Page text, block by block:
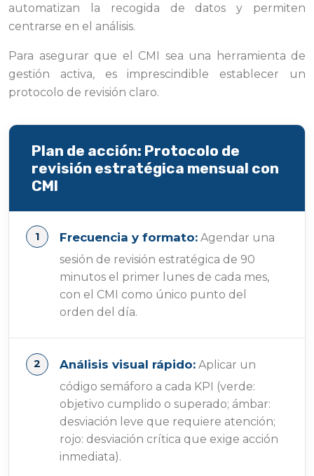
automatizan la recogida de datos y permiten
centrarse en el análisis.
Para asegurar que el CMI sea una herramienta de
gestión activa, es imprescindible establecer un
protocolo de revisión claro.
Plan de acción: Protocolo de
revisión estratégica mensual con
CMI
Frecuencia y formato: Agendar una
sesión de revisión estratégica de 90
minutos el primer lunes de cada mes,
con el CMI como único punto del
orden del día.
Análisis visual rápido: Aplicar un
código semáforo a cada KPI (verde:
objetivo cumplido o superado; ámbar:
desviación leve que requiere atención;
rojo: desviación crítica que exige acción
inmediata).